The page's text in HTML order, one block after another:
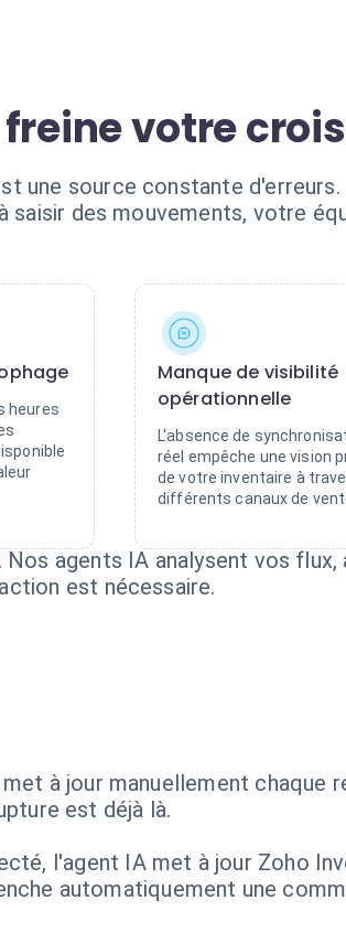
votre
une source constante
des mouvements, votre
heures
Manque de visibilité
opérationnelle
L'absence de
réel empêche une vision
de votre inventaire à
différents canaux de
agents IA analysent vos flux,
est nécessaire.
à jour manuellement chaque
est déjà là.
l'agent IA met à jour Zoho
automatiquement une